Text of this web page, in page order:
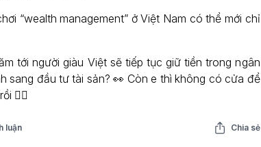
“wealth management” ở Việt Nam có thể mới chỉ
tới người giàu Việt sẽ tiếp tục giữ tiền trong ngân
sang đầu tư tài sản? 👀 Còn e thì không có cửa để
🤷‍♀️
luận Chia sẻ